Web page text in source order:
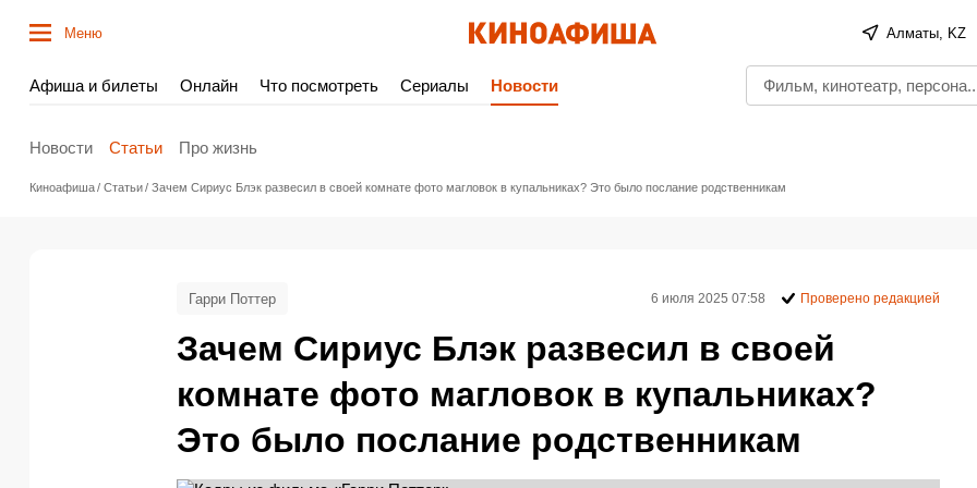
Меню Алматы, KZ
Афиша и билеты Онлайн Что посмотреть Сериалы Новости
Новости Статьи Про жизнь
Киноафиша Статьи Зачем Сириус Блэк развесил в своей комнате фото магловок в купальниках? Это было послание родственникам
Зачем Сириус Блэк развесил в своей
комнате фото магловок в купальниках?
Это было послание родственникам
Гарри Поттер 6 июля 2025 07:58 Проверено редакцией